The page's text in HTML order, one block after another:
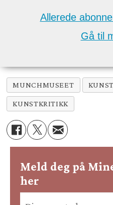
Allerede
Gå til
MUNCHMUSEET KUNST
KUNSTKRITIKK
Meld deg på
her